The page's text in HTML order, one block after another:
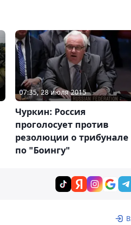
07:35, 28 июля 2015
Чуркин: Россия
проголосует против
резолюции о трибунале
по "Боингу"